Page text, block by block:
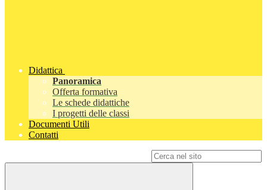
Didattica
Panoramica
Offerta formativa
Le schede didattiche
I progetti delle classi
Documenti Utili
Contatti